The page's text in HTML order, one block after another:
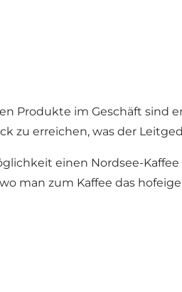
Produkte im Geschäft sind
zu erreichen, was der
einen Nordsee-
man zum Kaffee das